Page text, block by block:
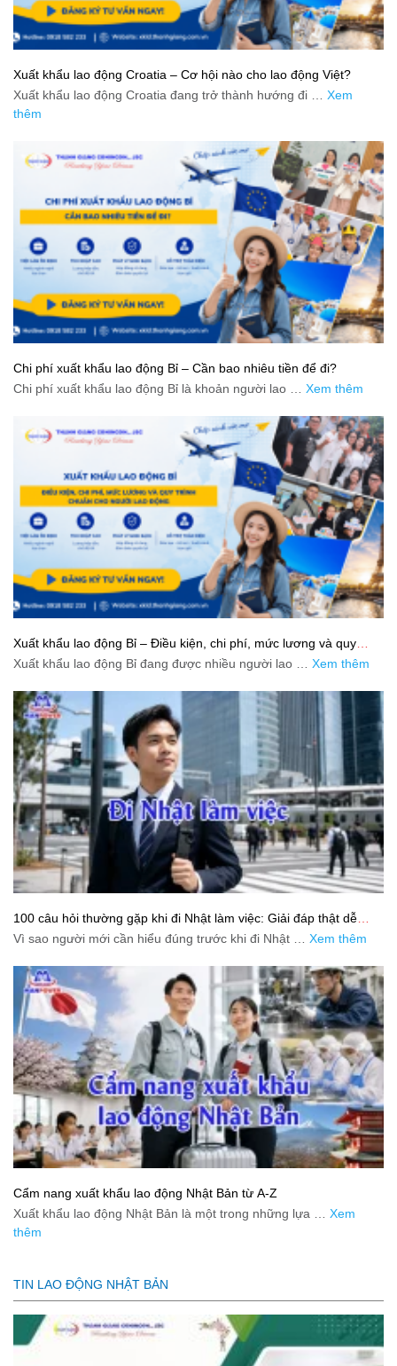
Xuất khẩu lao động Croatia – Cơ hội nào cho lao động Việt?
Xuất khẩu lao động Croatia đang trở thành hướng đi … Xem
thêm
Chi phí xuất khẩu lao động Bỉ – Cần bao nhiêu tiền để đi?
Chi phí xuất khẩu lao động Bỉ là khoản người lao … Xem thêm
Xuất khẩu lao động Bỉ – Điều kiện, chi phí, mức lương và quy
trình chuẩn cho người lao động
Xuất khẩu lao động Bỉ đang được nhiều người lao … Xem thêm
100 câu hỏi thường gặp khi đi Nhật làm việc: Giải đáp thật dễ
hiểu cho người mới bắt đầu
Vì sao người mới cần hiểu đúng trước khi đi Nhật … Xem thêm
Cẩm nang xuất khẩu lao động Nhật Bản từ A-Z
Xuất khẩu lao động Nhật Bản là một trong những lựa … Xem
thêm
TIN LAO ĐỘNG NHẬT BẢN